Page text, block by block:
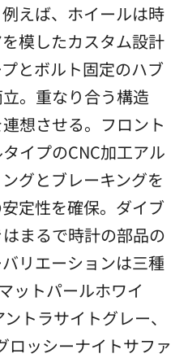
えば、ホイールは時
模したカスタム設計
とボルト固定のハブ
。重なり合う構造
想させる。フロント
イプのCNC加工アル
グとブレーキングを
定性を確保。ダイブ
まるで時計の部品の
リエーションは三種
ットパールホワイ
トラサイトグレー、
ッシーナイトサファ